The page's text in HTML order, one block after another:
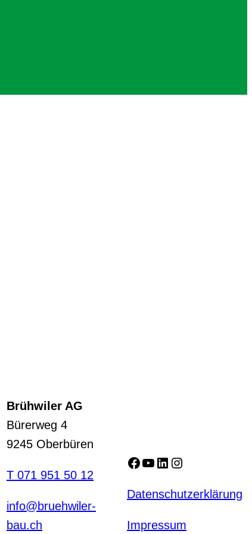
Brühwiler AG
Bürerweg 4
9245 Oberbüren
T 071 951 50 12
info@bruehwiler-
bau.ch
Facebook YouTube LinkedIn Instagram
Datenschutzerklärung
Impressum